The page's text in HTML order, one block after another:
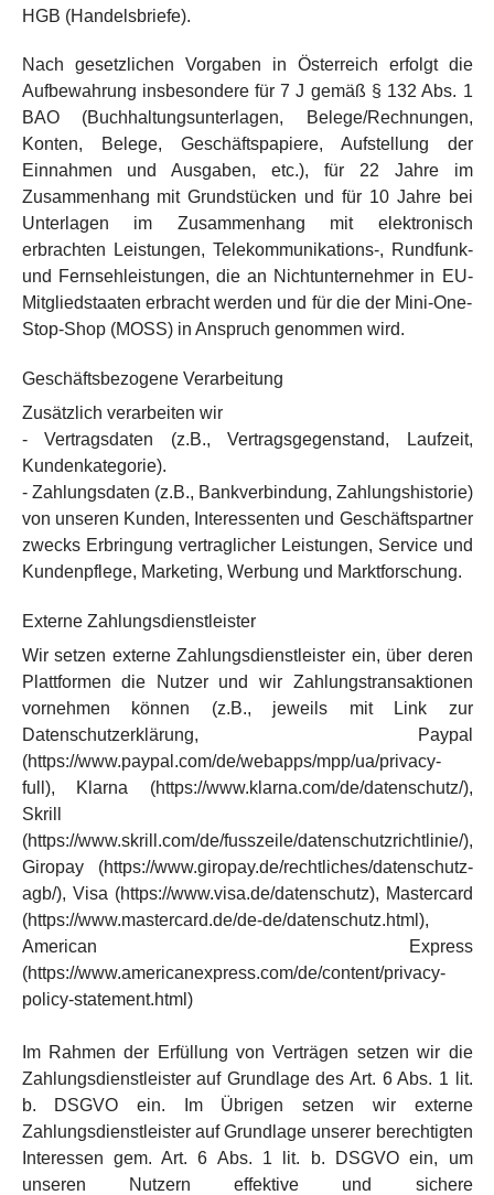
HGB (Handelsbriefe).
Nach gesetzlichen Vorgaben in Österreich erfolgt die
Aufbewahrung insbesondere für 7 J gemäß § 132 Abs. 1
BAO (Buchhaltungsunterlagen, Belege/Rechnungen,
Konten, Belege, Geschäftspapiere, Aufstellung der
Einnahmen und Ausgaben, etc.), für 22 Jahre im
Zusammenhang mit Grundstücken und für 10 Jahre bei
Unterlagen im Zusammenhang mit elektronisch
erbrachten Leistungen, Telekommunikations-, Rundfunk-
und Fernsehleistungen, die an Nichtunternehmer in EU-
Mitgliedstaaten erbracht werden und für die der Mini-One-
Stop-Shop (MOSS) in Anspruch genommen wird.
Geschäftsbezogene Verarbeitung
Zusätzlich verarbeiten wir
- Vertragsdaten (z.B., Vertragsgegenstand, Laufzeit,
Kundenkategorie).
- Zahlungsdaten (z.B., Bankverbindung, Zahlungshistorie)
von unseren Kunden, Interessenten und Geschäftspartner
zwecks Erbringung vertraglicher Leistungen, Service und
Kundenpflege, Marketing, Werbung und Marktforschung.
Externe Zahlungsdienstleister
Wir setzen externe Zahlungsdienstleister ein, über deren
Plattformen die Nutzer und wir Zahlungstransaktionen
vornehmen können (z.B., jeweils mit Link zur
Datenschutzerklärung, Paypal
(https://www.paypal.com/de/webapps/mpp/ua/privacy-
full), Klarna (https://www.klarna.com/de/datenschutz/),
Skrill
(https://www.skrill.com/de/fusszeile/datenschutzrichtlinie/),
Giropay (https://www.giropay.de/rechtliches/datenschutz-
agb/), Visa (https://www.visa.de/datenschutz), Mastercard
(https://www.mastercard.de/de-de/datenschutz.html),
American Express
(https://www.americanexpress.com/de/content/privacy-
policy-statement.html)
Im Rahmen der Erfüllung von Verträgen setzen wir die
Zahlungsdienstleister auf Grundlage des Art. 6 Abs. 1 lit.
b. DSGVO ein. Im Übrigen setzen wir externe
Zahlungsdienstleister auf Grundlage unserer berechtigten
Interessen gem. Art. 6 Abs. 1 lit. b. DSGVO ein, um
unseren Nutzern effektive und sichere